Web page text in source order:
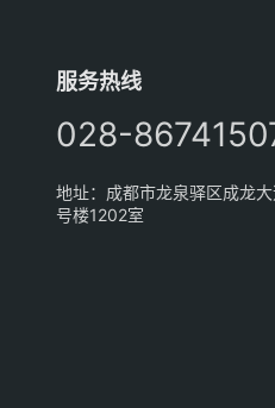
服务热线
028-
地址：成都市龙泉驿区成龙
号楼1202室